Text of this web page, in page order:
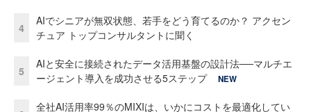
4
AIでシニアが無双状態、若手をどう育てるのか？ アクセン
チュア トップコンサルタントに聞く
5
AIと安全に接続されたデータ活用基盤の設計法──マルチエ
ージェント導入を成功させる5ステップ
NEW
全社AI活用率99％のMIXIは、いかにコストを最適化してい